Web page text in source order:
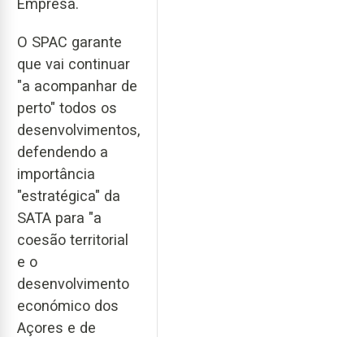
Empresa.
O SPAC garante
que vai continuar
"a acompanhar de
perto" todos os
desenvolvimentos,
defendendo a
importância
"estratégica" da
SATA para "a
coesão territorial
e o
desenvolvimento
económico dos
Açores e de